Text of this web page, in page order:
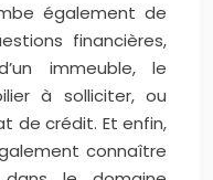
également de
financières,
immeuble, le
à solliciter, ou
de crédit. Et enfin,
connaître